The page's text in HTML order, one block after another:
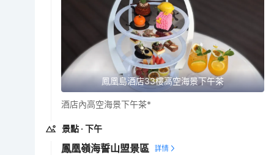
鳳凰島酒店33樓高空海景下午茶
酒店內高空海景下午茶*
景點 · 下午
鳳凰嶺海誓山盟景區